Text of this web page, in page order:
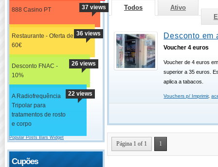
888 Casino PT 37 views
Restaurante - Oferta de
60€
36 views
Desconto FNAC -
10%
26 views
A Radiofrequência
Tripolar para
tratamentos de rosto
e corpo
22 views
Popular Posts Bars Widget
Cupões
Todos
Ativo
Desconto em
Voucher 4 euros
Voucher de 4 euros
superior a 35 euros.
aplica a tabacos.
Vouchers p/ Imprimir,
Página 1 of 1 1